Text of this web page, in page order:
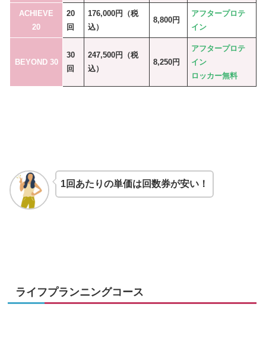
ACHIEVE
20
20
回
176,000円（税
込）
8,800円
アフタープロテ
イン
BEYOND 30
30
回
247,500円（税
込）
8,250円
アフタープロテ
イン
ロッカー無料
1回あたりの単価は回数券が安い！
ライフプランニングコース